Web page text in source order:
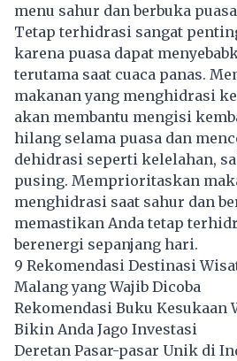
menu sahur dan berbuka
Tetap terhidrasi sangat
karena puasa dapat
terutama saat cuaca panas.
makanan yang menghidrasi
akan membantu mengisi
hilang selama puasa dan
dehidrasi seperti kelelahan,
pusing. Memprioritaskan
menghidrasi saat sahur dan
memastikan Anda tetap
berenergi sepanjang hari.
9 Rekomendasi Destinasi
Malang yang Wajib Dicoba
Rekomendasi Buku Kesukaan
Bikin Anda Jago Investasi
Deretan Pasar-pasar Unik di